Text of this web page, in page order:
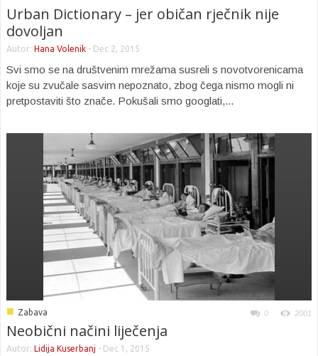
Urban Dictionary – jer običan rječnik nije
dovoljan
Autor: Hana Volenik - Dec 2, 2015
Svi smo se na društvenim mrežama susreli s novotvorenicama
koje su zvučale sasvim nepoznato, zbog čega nismo mogli ni
pretpostaviti što znače. Pokušali smo googlati,...
■ Zabava 0 2001
Neobični načini liječenja
Autor: Lidija Kuserbanj - Dec 1, 2015